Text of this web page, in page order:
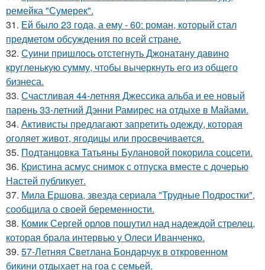
ремейка "Сумерек".
31. Ей было 23 года, а ему - 60: роман, который стал
предметом обсуждения по всей стране.
32. Суини пришлось отстегнуть Джонатану давино
кругленькую сумму, чтобы вычеркнуть его из общего
бизнеса.
33. Счастливая 44-летняя Джессика альба и ее новый
парень 33-летний Дэнни Рамирес на отдыхе в Майами.
34. Активисты предлагают запретить одежду, которая
оголяет живот, ягодицы или просвечивается.
35. Подтанцовка Татьяны Булановой покорила соцсети.
36. Кристина асмус снимок с отпуска вместе с дочерью
Настей публикует.
37. Мила Ершова, звезда сериала "Трудные Подростки",
сообщила о своей беременности.
38. Комик Сергей орлов пошутил над надеждой стрелец,
которая брала интервью у Олеси Иванченко.
39. 57-Летняя Светлана Бондарчук в откровенном
бикини отдыхает на гоа с семьей.